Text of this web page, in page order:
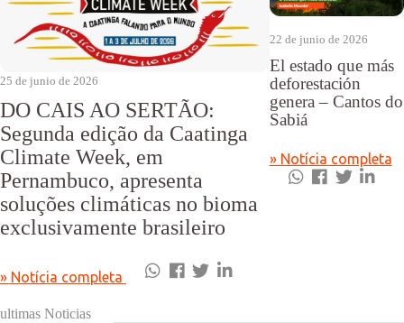
25 de junio de 2026
DO CAIS AO SERTÃO:
Segunda edição da Caatinga
Climate Week, em
Pernambuco, apresenta
soluções climáticas no bioma
exclusivamente brasileiro
» Notícia completa
22 de junio de 2026
El estado que más
deforestación
genera – Cantos do
Sabiá
» Notícia completa
ultimas Noticias